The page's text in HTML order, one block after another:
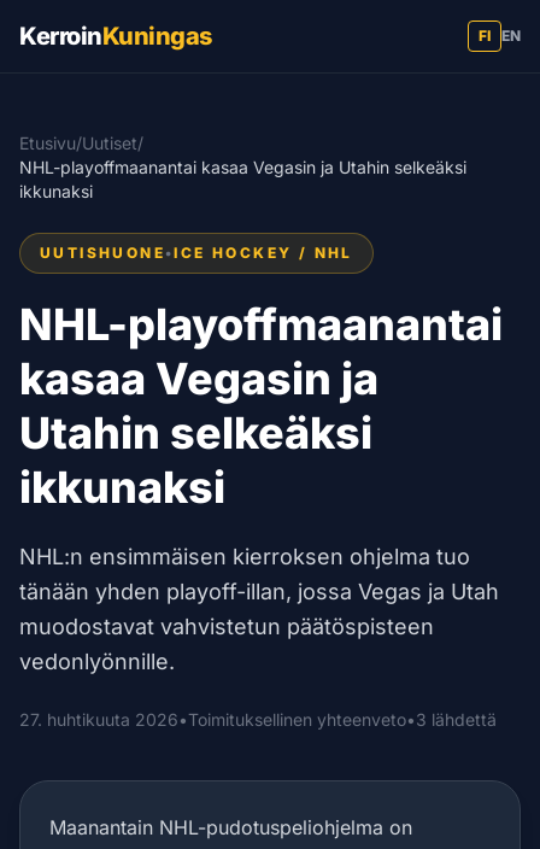
KerroinKuningas FI EN
Etusivu/Uutiset/
NHL-playoffmaanantai kasaa Vegasin ja Utahin selkeäksi
ikkunaksi
UUTISHUONE •ICE HOCKEY / NHL
NHL-playoffmaanantai
kasaa Vegasin ja
Utahin selkeäksi
ikkunaksi
NHL:n ensimmäisen kierroksen ohjelma tuo
tänään yhden playoff-illan, jossa Vegas ja Utah
muodostavat vahvistetun päätöspisteen
vedonlyönnille.
27. huhtikuuta 2026•Toimituksellinen yhteenveto•3 lähdettä
Maanantain NHL-pudotuspeliohjelma on